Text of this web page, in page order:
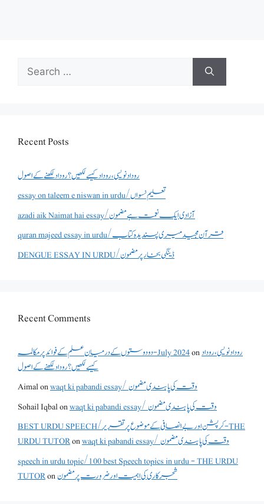
Search
for:
Recent Posts
روداد نویسی ،روداد کیسے لکھیں؟ روداد لکھنے کے اصول
essay on taleem e niswan in urdu/تعلیم نسواں
azadi aik Naimat hai essay/آزادی ایک نعمت ہے مضمون
quran majeed essay in urdu/قرآن مجید میری پسندیدہ کتاب
DENGUE ESSAY IN URDU/ڈینگی بخار پر مضمون
Recent Comments
دو دوستوں کے درمیان علم کے فوائد پر مکالمہ - July 2024onروداد نویسی ،روداد
کیسے لکھیں؟ روداد لکھنے کے اصول
Aimalon
waqt ki pabandi essay/ وقت کی پابندی مضمون
Sohail Iqbalon
waqt ki pabandi essay/ وقت کی پابندی مضمون
BEST URDU SPEECH/کرپشن اور بے انصافی کے موضوع پر تقریر - THE
URDU TUTORon
waqt ki pabandi essay/ وقت کی پابندی مضمون
speech in urdu topic/100 best Speech topics in urdu - THE URDU
TUTORonشجرکاری کی اہمیت اور ضرورت پر مضمون